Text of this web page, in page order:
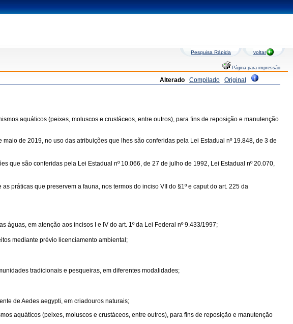
Pesquisa Rápida voltar
Página para impressão
Alterado Compilado Original
aquáticos (peixes, moluscos e crustáceos, entre outros), para fins de reposição e manutenção
de 2019, no uso das atribuições que lhes são conferidas pela Lei Estadual nº 19.848, de 3 de
que são conferidas pela Lei Estadual nº 10.066, de 27 de julho de 1992, Lei Estadual nº 20.070,
práticas que preservem a fauna, nos termos do inciso VII do §1º e caput do art. 225 da
em atenção aos incisos I e IV do art. 1º da Lei Federal nº 9.433/1997;
mediante prévio licenciamento ambiental;
tradicionais e pesqueiras, em diferentes modalidades;
de Aedes aegypti, em criadouros naturais;
aquáticos (peixes, moluscos e crustáceos, entre outros), para fins de reposição e manutenção